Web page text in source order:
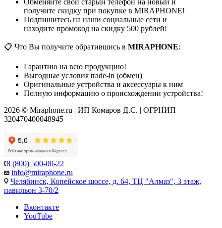
Обменяйте свой старый телефон на новый и
получите скидку при покупке в MIRAPHONE!
Подпишитесь на наши социальные сети и
находите промокод на скидку 500 рублей!
📋 Что Вы получите обратившись в MIRAPHONE:
Гарантию на всю продукцию!
Выгодные условия trade-in (обмен)
Оригинальные устройства и аксессуары к ним
Полную информацию о происхождении устройства!
2026 © Miraphone.ru | ИП Комаров Д.С. | ОГРНИП
320470400048945
8 (800) 500-00-22
info@miraphone.ru
Челябинск, Копейское шоссе, д. 64, ТЦ "Алмаз", 3 этаж,
павильон 3-70/2
Вконтакте
YouTube